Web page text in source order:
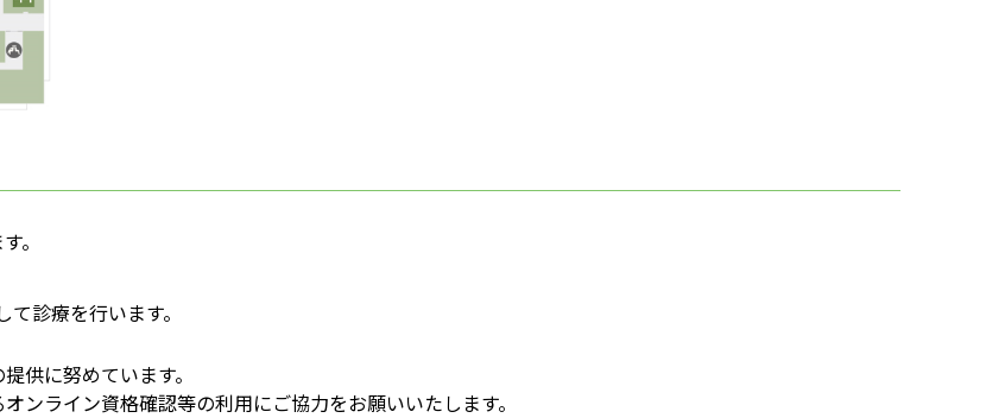
。
診療を行います。
供に努めています。
ンライン資格確認等の利用にご協力をお願いいたします。